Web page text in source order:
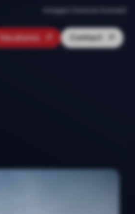
Inloggen Onenine Konnekt
Vacatures Contact